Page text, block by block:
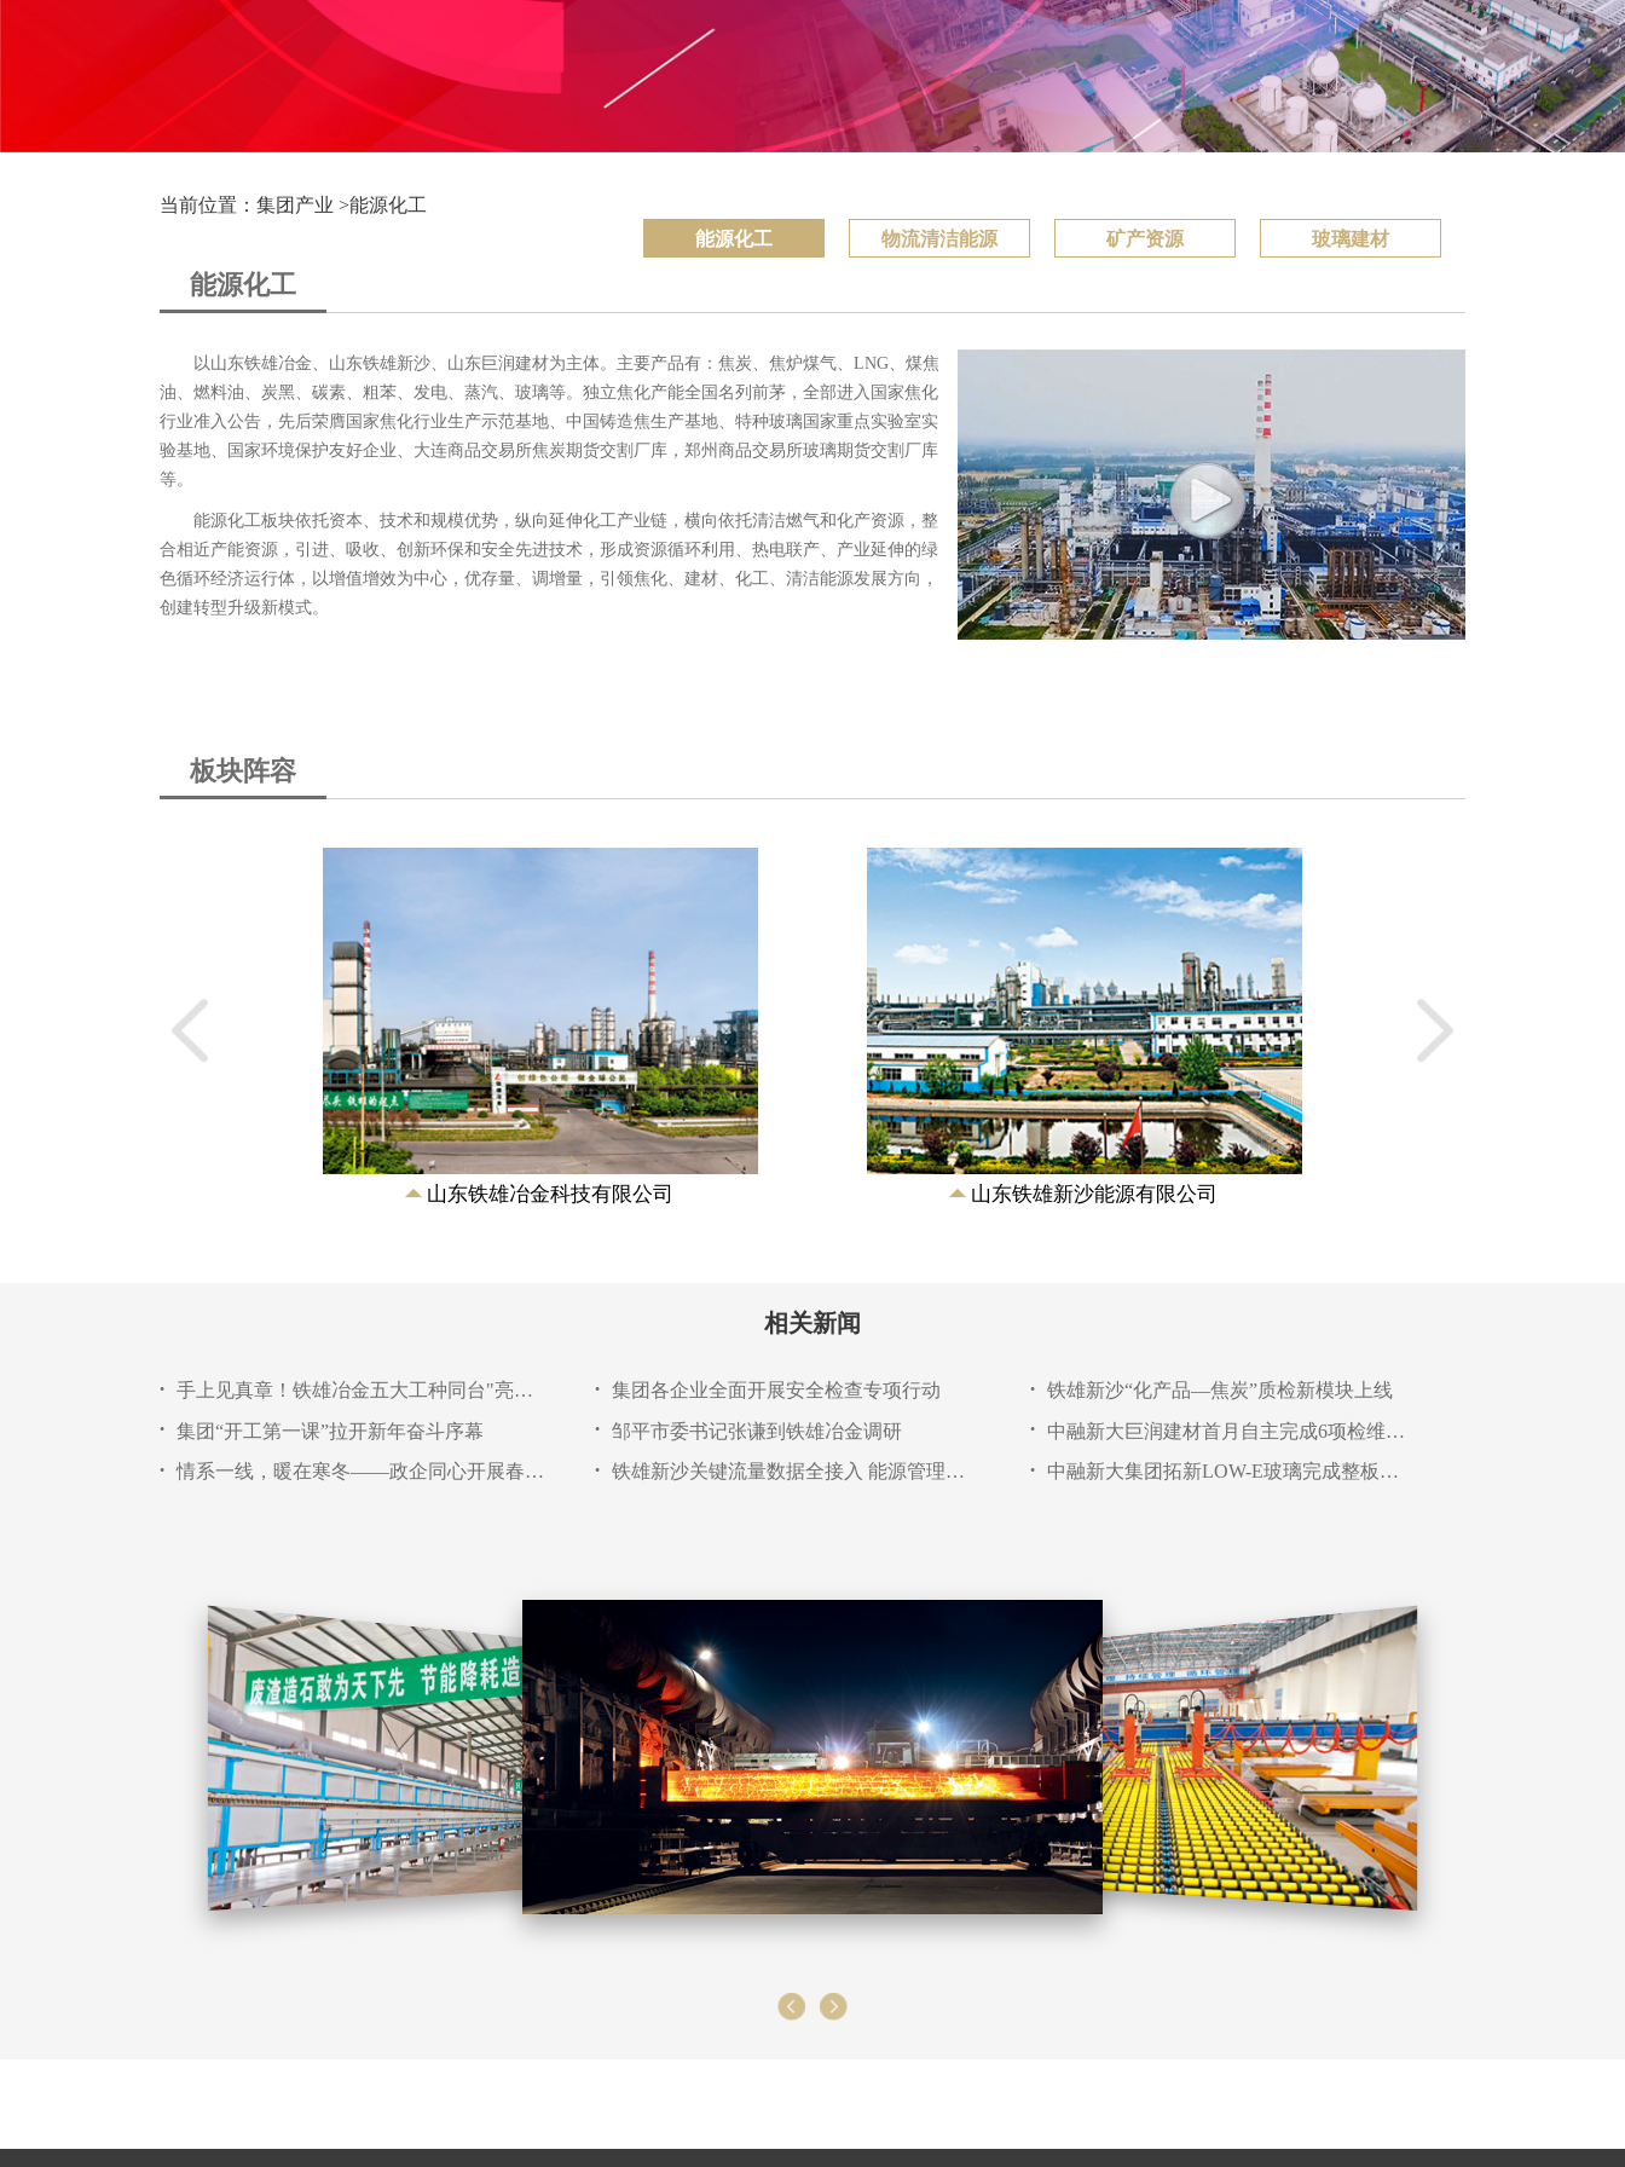
当前位置：集团产业 >能源化工
能源化工
能源化工 物流清洁能源 矿产资源 玻璃建材
以山东铁雄冶金、山东铁雄新沙、山东巨润建材为主体。主要产品有：焦炭、焦炉煤气、LNG、煤焦
油、燃料油、炭黑、碳素、粗苯、发电、蒸汽、玻璃等。独立焦化产能全国名列前茅，全部进入国家焦化
行业准入公告，先后荣膺国家焦化行业生产示范基地、中国铸造焦生产基地、特种玻璃国家重点实验室实
验基地、国家环境保护友好企业、大连商品交易所焦炭期货交割厂库，郑州商品交易所玻璃期货交割厂库
等。
能源化工板块依托资本、技术和规模优势，纵向延伸化工产业链，横向依托清洁燃气和化产资源，整
合相近产能资源，引进、吸收、创新环保和安全先进技术，形成资源循环利用、热电联产、产业延伸的绿
色循环经济运行体，以增值增效为中心，优存量、调增量，引领焦化、建材、化工、清洁能源发展方向，
创建转型升级新模式。
板块阵容
山东铁雄冶金科技有限公司
山东铁雄新沙能源有限公司
山东铁雄新沙能源有限公司
山东巨润建材有限
相关新闻
• 手上见真章！铁雄冶金五大工种同台"亮绝活"
• 集团“开工第一课”拉开新年奋斗序幕
• 情系一线，暖在寒冬——政企同心开展春节慰问活动
• 集团各企业全面开展安全检查专项行动
• 邹平市委书记张谦到铁雄冶金调研
• 铁雄新沙关键流量数据全接入 能源管理迈入智能化新阶段
• 铁雄新沙“化产品—焦炭”质检新模块上线
• 中融新大巨润建材首月自主完成6项检维修工程
• 中融新大集团拓新LOW-E玻璃完成整板钢化极限测试